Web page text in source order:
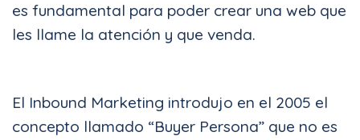
es fundamental para poder crear una web que
les llame la atención y que venda.
El Inbound Marketing introdujo en el 2005 el
concepto llamado “Buyer Persona” que no es